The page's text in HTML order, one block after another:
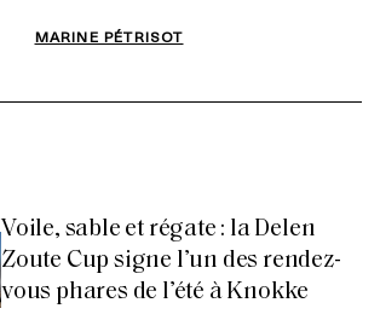
MARINE PÉTRISOT
Voile, sable et régate : la Delen
Zoute Cup signe l’un des rendez-
vous phares de l’été à Knokke